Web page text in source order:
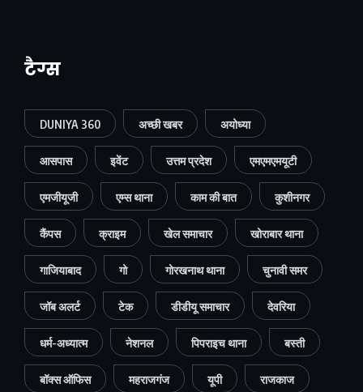
टैग्स
DUNIYA 360 अच्छी खबर अयोध्या
आसपास इवेंट उत्तम प्रदेश एमएमएमयूटी
एमजीयूजी एम्स थाना काम की बात कुशीनगर
कैंपस क्राइम खेल समाचार खोराबार थाना
गाजियाबाद गो गोरखनाथ थाना चुनावी समर
जॉब अलर्ट टेक डीडीयू समाचार देवरिया
धर्म-अध्यात्म नेशनल पिपराइच थाना बस्ती
बॉक्स ऑफिस महराजगंज यूपी राजकाज